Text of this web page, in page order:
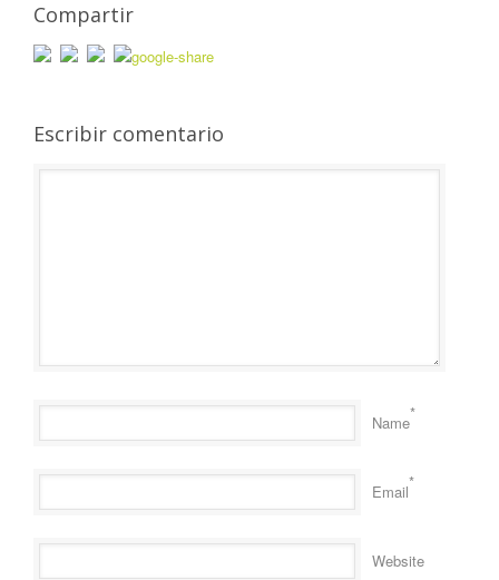
Compartir
Escribir comentario
Name*
Email*
Website